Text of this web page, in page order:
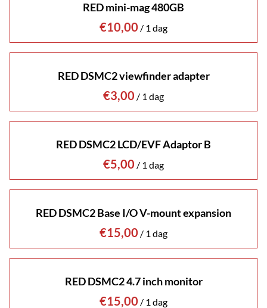
RED mini-mag 480GB
/
RED DSMC2 viewfinder adapter
/
RED DSMC2 LCD/EVF Adaptor B
/
RED DSMC2 Base I/O V-mount expansion
/
RED DSMC2 4.7 inch monitor
/